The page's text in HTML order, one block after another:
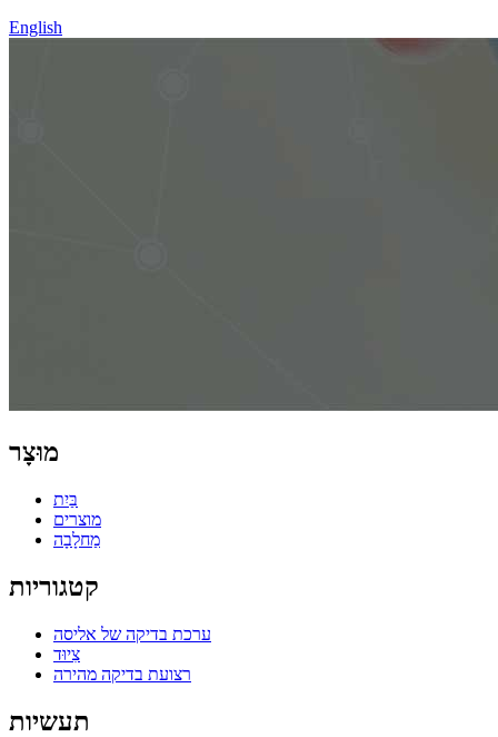
English
מוּצָר
בַּיִת
מוצרים
מַחלָבָה
קטגוריות
ערכת בדיקה של אליסה
צִיוּד
רצועת בדיקה מהירה
תעשיות